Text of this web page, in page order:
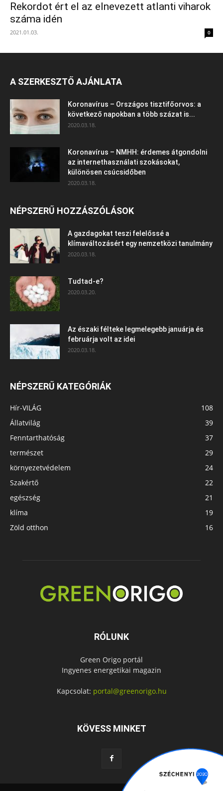
Rekordot ért el az elnevezett atlanti viharok
száma idén
2021.01.03. 0
A SZERKESZTŐ AJÁNLATA
Koronavírus – Országos tisztifőorvos: a
következő napokban a több százat is...
2020.03.18.
Koronavírus – NMHH: érdemes átgondolni
az internethasználati szokásokat,
különösen csúcsidőben
2020.03.18.
NÉPSZERŰ HOZZÁSZÓLÁSOK
A gazdagokat teszi felelőssé a
klímaváltozásért egy nemzetközi tanulmány
2020.03.18.
Tudtad-e?
2020.03.20.
Az északi félteke legmelegebb januárja és
februárja volt az idei
2020.03.18.
NÉPSZERŰ KATEGÓRIÁK
Hír-VILÁG
108
Állatvilág
39
Fenntarthatóság
37
természet
29
környezetvédelem
24
Szakértő
22
egészség
21
klíma
19
Zöld otthon
16
RÓLUNK
Green Origo portál
Ingyenes energetikai magazin
Kapcsolat: portal@greenorigo.hu
KÖVESS MINKET